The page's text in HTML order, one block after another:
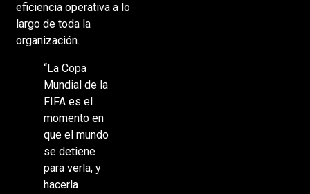
eficiencia operativa a lo
largo de toda la
organización.
“La Copa
Mundial de la
FIFA es el
momento en
que el mundo
se detiene
para verla, y
hacerla